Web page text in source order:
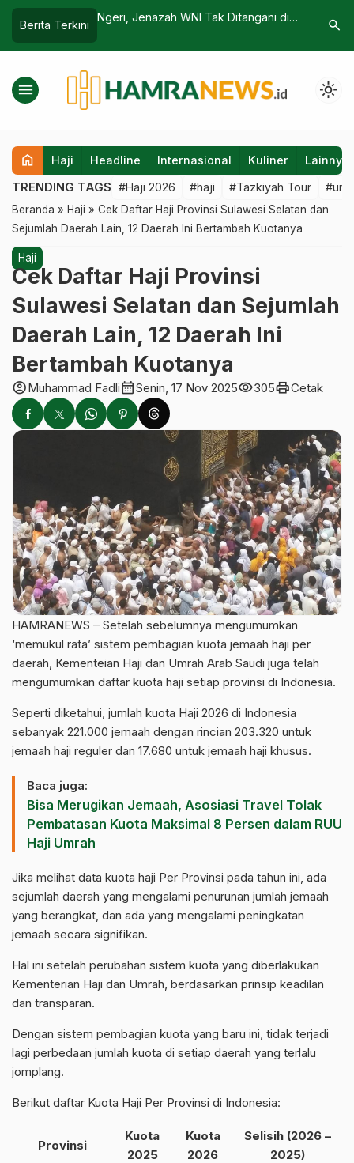
Berita Terkini
Tak Ditangani di
Dorong Jemaah Haji Indonesia Belanja
Saudi
search
menu light_mode
home Haji Headline Internasional Kuliner Lainnya
TRENDING TAGS #Haji 2026 #haji #Tazkiyah Tour
Beranda » Haji » Cek Daftar Haji Provinsi Sulawesi Selatan dan
Sejumlah Daerah Lain, 12 Daerah Ini Bertambah Kuotanya
Haji
Cek Daftar Haji Provinsi
Sulawesi Selatan dan Sejumlah
Daerah Lain, 12 Daerah Ini
Bertambah Kuotanya
account_circleMuhammad Fadlicalendar_monthSenin, 17 Nov 2025visibility305printCetak
HAMRANEWS – Setelah sebelumnya mengumumkan
‘memukul rata’ sistem pembagian kuota jemaah haji per
daerah, Kementeian Haji dan Umrah Arab Saudi juga telah
mengumumkan daftar kuota haji setiap provinsi di Indonesia.
Seperti diketahui, jumlah kuota Haji 2026 di Indonesia
sebanyak 221.000 jemaah dengan rincian 203.320 untuk
jemaah haji reguler dan 17.680 untuk jemaah haji khusus.
Baca juga:
Bisa Merugikan Jemaah, Asosiasi Travel Tolak
Pembatasan Kuota Maksimal 8 Persen dalam RUU
Haji Umrah
Jika melihat data kuota haji Per Provinsi pada tahun ini, ada
sejumlah daerah yang mengalami penurunan jumlah jemaah
yang berangkat, dan ada yang mengalami peningkatan
jemaah secara signifikan.
Hal ini setelah perubahan sistem kuota yang diberlakukan
Kementerian Haji dan Umrah, berdasarkan prinsip keadilan
dan transparan.
Dengan sistem pembagian kuota yang baru ini, tidak terjadi
lagi perbedaan jumlah kuota di setiap daerah yang terlalu
jomplang.
Berikut daftar Kuota Haji Per Provinsi di Indonesia:
Provinsi
Kuota
2025
Kuota
2026
Selisih (2026 –
2025)